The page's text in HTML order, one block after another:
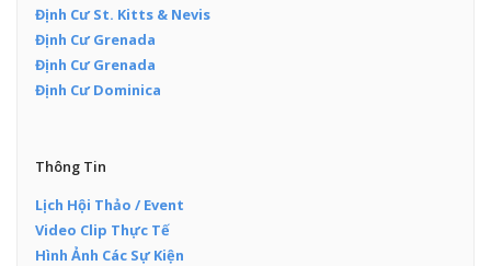
Định Cư St. Kitts & Nevis
Định Cư Grenada
Định Cư Grenada
Định Cư Dominica
Thông Tin
Lịch Hội Thảo / Event
Video Clip Thực Tế
Hình Ảnh Các Sự Kiện